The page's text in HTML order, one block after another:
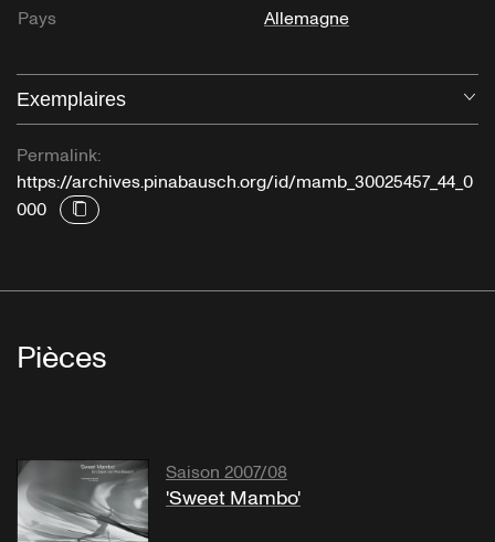
Pays
Allemagne
Exemplaires
Permalink:
https://archives.pinabausch.org/id/mamb_30025457_44_0
000
Pièces
Saison 2007/08
'Sweet Mambo'